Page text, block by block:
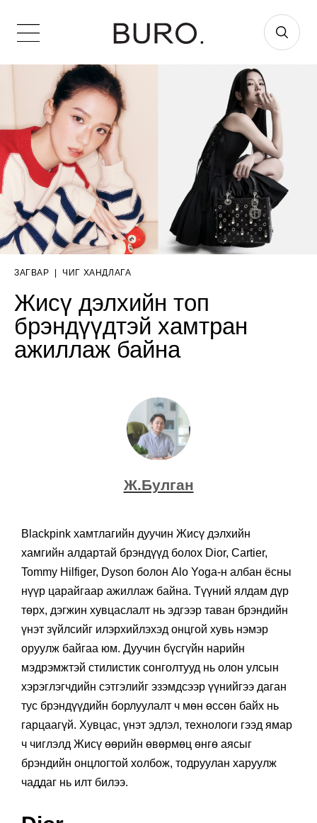
ЗАГВАР ЧИГ ХАНДЛАГА
Жисү дэлхийн топ
брэндүүдтэй хамтран
ажиллаж байна
Ж.Булган
Blackpink хамтлагийн дуучин Жисү дэлхийн
хамгийн алдартай брэндүүд болох Dior, Cartier,
Tommy Hilfiger, Dyson болон Alo Yoga-н албан ёсны
нүүр царайгаар ажиллаж байна. Түүний ялдам дүр
төрх, дэгжин хувцаслалт нь эдгээр таван брэндийн
үнэт зүйлсийг илэрхийлэхэд онцгой хувь нэмэр
оруулж байгаа юм. Дуучин бүсгүйн нарийн
мэдрэмжтэй стилистик сонголтууд нь олон улсын
хэрэглэгчдийн сэтгэлийг эзэмдсээр үүнийгээ даган
тус брэндүүдийн борлуулалт ч мөн өссөн байх нь
гарцаагүй. Хувцас, үнэт эдлэл, технологи гээд ямар
ч чиглэлд Жисү өөрийн өвөрмөц өнгө аясыг
брэндийн онцлогтой холбож, тодруулан харуулж
чаддаг нь илт билээ.